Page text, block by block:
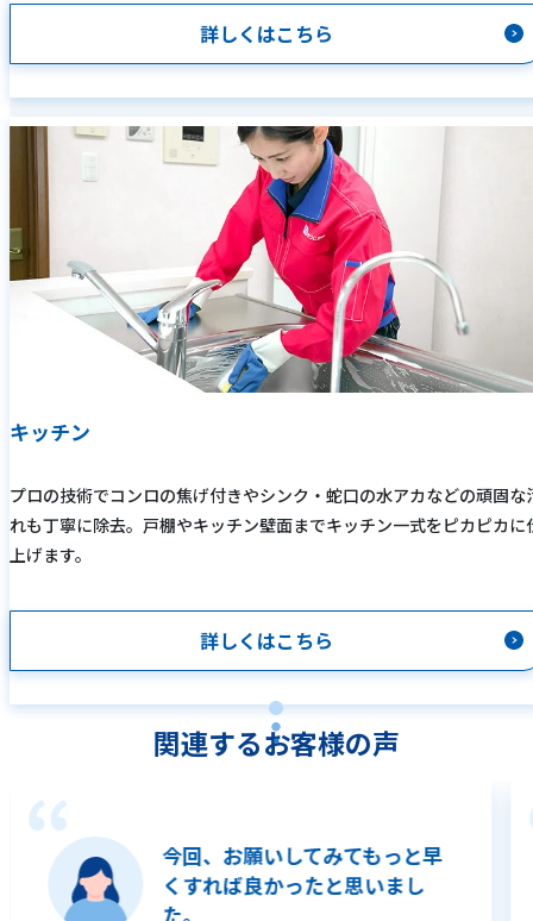
詳しくはこちら
キッチン
プロの技術でコンロの焦げ付きやシンク・蛇口の水アカなどの頑固な
れも丁寧に除去。戸棚やキッチン壁面までキッチン一式をピカピカに
上げます。
詳しくはこちら
関連するお客様の声
今回、お願いしてみてもっと早
くすれば良かったと思いまし
た。